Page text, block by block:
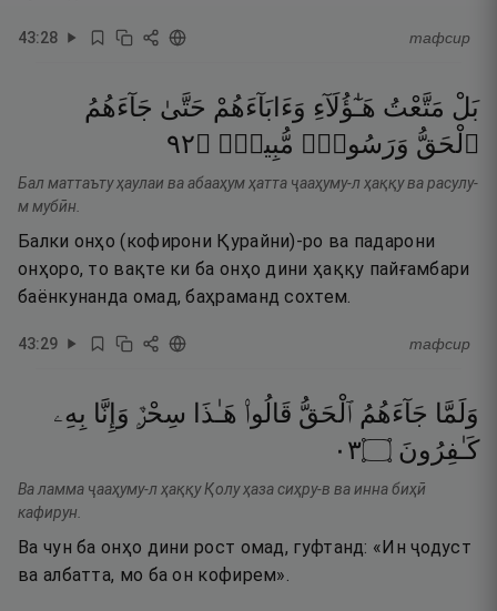
43:28 тафсир
بَلْ مَتَّعْتُ هَـٰٓؤُلَآءِ وَءَابَآءَهُمْ حَتَّىٰ جَآءَهُمُ
ٱلْحَقُّ وَرَسُولٌۭ مُّبِينٌۭ ۝٢٩
Бал маттаъту ҳаулаи ва абааҳум ҳатта ҷааҳуму-л ҳаққу ва расулу-
м мубӣн.
Балки онҳо (кофирони Қурайни)-ро ва падарони
онҳоро, то вақте ки ба онҳо дини ҳаққу пайғамбари
баёнкунанда омад, баҳраманд сохтем.
43:29 тафсир
وَلَمَّا جَآءَهُمُ ٱلْحَقُّ قَالُوا۟ هَـٰذَا سِحْرٌۭ وَإِنَّا بِهِۦ
كَـٰفِرُونَ ۝٣٠
Ва ламма ҷааҳуму-л ҳаққу Қолу ҳаза сиҳру-в ва инна биҳӣ
кафирун.
Ва чун ба онҳо дини рост омад, гуфтанд: «Ин ҷодуст
ва албатта, мо ба он кофирем».